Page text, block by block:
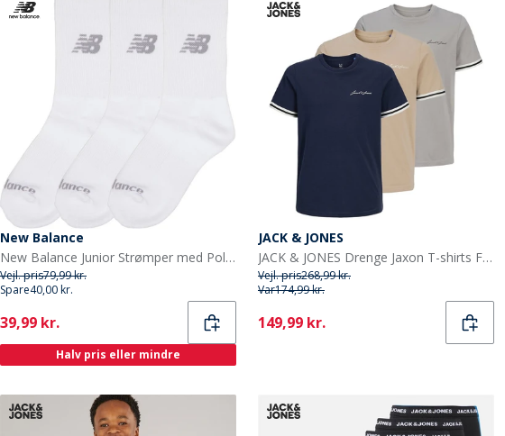
New Balance
New Balance Junior Strømper med Polstring 3-pak Hvid
Vejl. pris79,99 kr.
Spare40,00 kr.
Current
39,99 kr.
Halv pris eller mindre
JACK & JONES
JACK & JONES Drenge Jaxon T-shirts Flerfarvet
Vejl. pris268,99 kr.
Var174,99 kr.
Current
149,99 kr.